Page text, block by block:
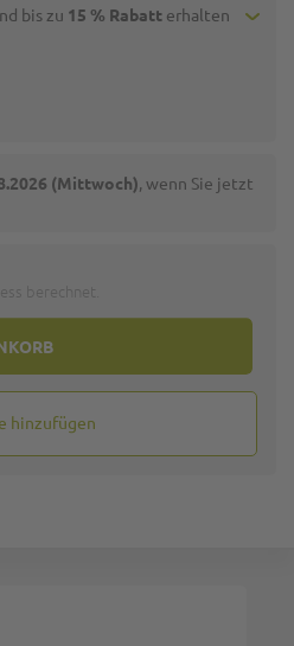
bis zu 15 % Rabatterhalten
(Mittwoch), wenn Sie jetzt
hinzufügen